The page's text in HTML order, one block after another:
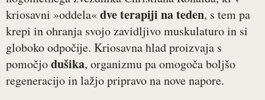
kriosavni »oddela«dve terapiji na teden, s tem pa
krepi in ohranja svojo zavidljivo muskulaturo in si
globoko odpočije. Kriosavna hlad proizvaja s
pomočjodušika, organizmu pa omogoča boljšo
regeneracijo in lažjo pripravo na nove napore.